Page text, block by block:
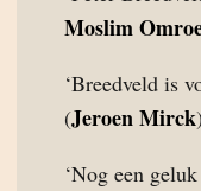
Moslim
‘Breedveld is
(Jeroen Mirck)
‘Nog een